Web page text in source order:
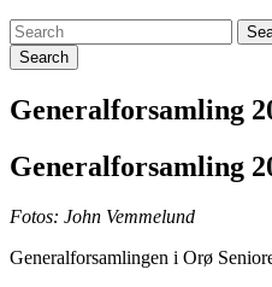
Generalforsamling
Generalforsamling
Fotos: John Vemmelund
Generalforsamlingen i Orø